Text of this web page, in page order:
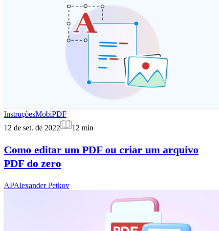
InstruçõesMobiPDF
12 de set. de 2022
12 min
Como editar um PDF ou criar um arquivo
PDF do zero
APAlexander Petkov